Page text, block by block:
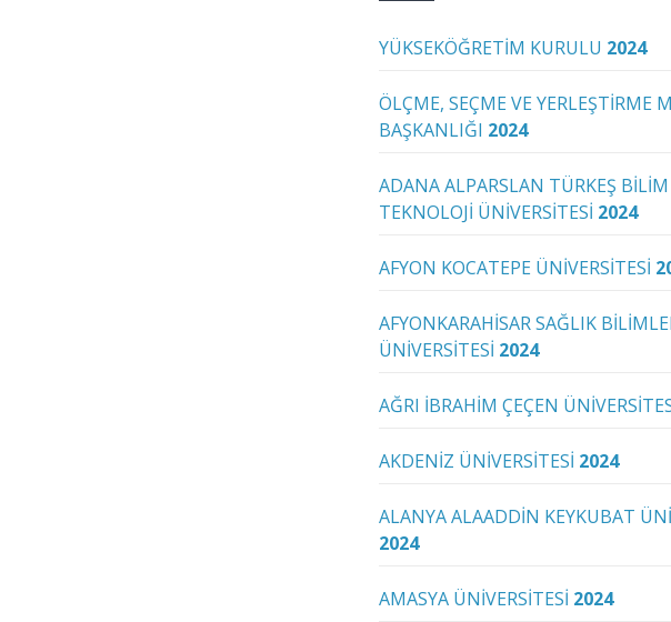
YÜKSEKÖĞRETİM KURULU 2024
ÖLÇME, SEÇME VE YERLEŞTİRME
BAŞKANLIĞI 2024
ADANA ALPARSLAN TÜRKEŞ
TEKNOLOJİ ÜNİVERSİTESİ 2024
AFYON KOCATEPE ÜNİVERSİTESİ
AFYONKARAHİSAR SAĞLIK
ÜNİVERSİTESİ 2024
AĞRI İBRAHİM ÇEÇEN
AKDENİZ ÜNİVERSİTESİ 2024
ALANYA ALAADDİN KEYKUBAT
2024
AMASYA ÜNİVERSİTESİ 2024